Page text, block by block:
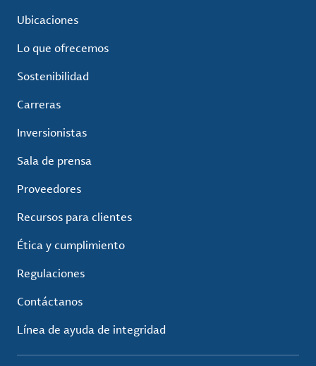
Ubicaciones
Lo que ofrecemos
Sostenibilidad
Carreras
Inversionistas
Sala de prensa
Proveedores
Recursos para clientes
Ética y cumplimiento
Regulaciones
Contáctanos
Línea de ayuda de integridad